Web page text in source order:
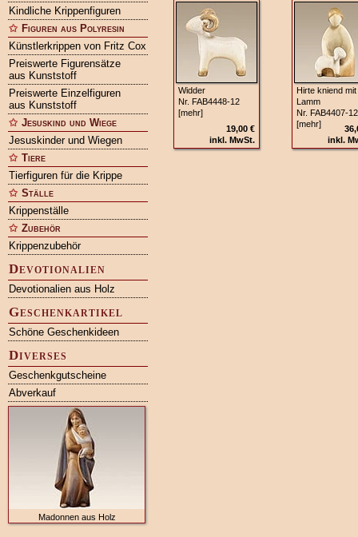
Kindliche Krippenfiguren
Figuren aus Polyresin
Künstlerkrippen von Fritz Cox
Preiswerte Figurensätze
aus Kunststoff
Preiswerte Einzelfiguren
aus Kunststoff
Jesuskind und Wiege
Jesuskinder und Wiegen
Tiere
Tierfiguren für die Krippe
Ställe
Krippenställe
Zubehör
Krippenzubehör
Devotionalien
Devotionalien aus Holz
Geschenkartikel
Schöne Geschenkideen
Diverses
Geschenkgutscheine
Abverkauf
Madonnen aus Holz
Widder
Nr. FAB4448-12
[mehr]
19,00 €
inkl. MwSt.
Hirte kniend mit
Lamm
Nr. FAB4407-12
[mehr]
inkl.